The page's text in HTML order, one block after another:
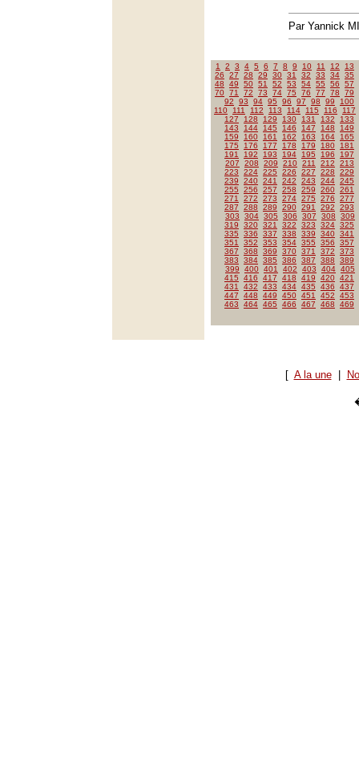
Par Yannick
1 2 3 4 5 6 7 8 9 10 11 12
13
26
27 28 29 30 31 32 33 34 35
48
49 50 51 52 53 54 55 56
57
70 71 72 73 74 75 76 77 78
79
92
93 94 95 96 97 98 99
100
110
111 112 113 114 115 116
117
127
128 129 130 131 132
133
143
144 145 146 147 148
149
159
160 161 162 163 164
165
175
176 177 178 179 180
181
191
192 193 194 195 196
197
207
208 209 210 211 212
213
223
224 225 226 227 228
229
239
240 241 242 243 244 245
255
256 257 258 259 260 261
271
272 273 274 275 276
277
287
288 289 290 291 292
293
303
304 305 306 307 308
309
319
320 321 322 323 324 325
335
336 337 338 339 340 341
351
352 353 354 355 356
357
367
368 369 370 371 372
373
383
384 385 386 387 388
389
399
400 401 402 403 404 405
415
416 417 418 419 420 421
431
432 433 434 435 436
437
447
448 449 450 451 452
453
463
464 465 466 467 468 469
[ A la une|